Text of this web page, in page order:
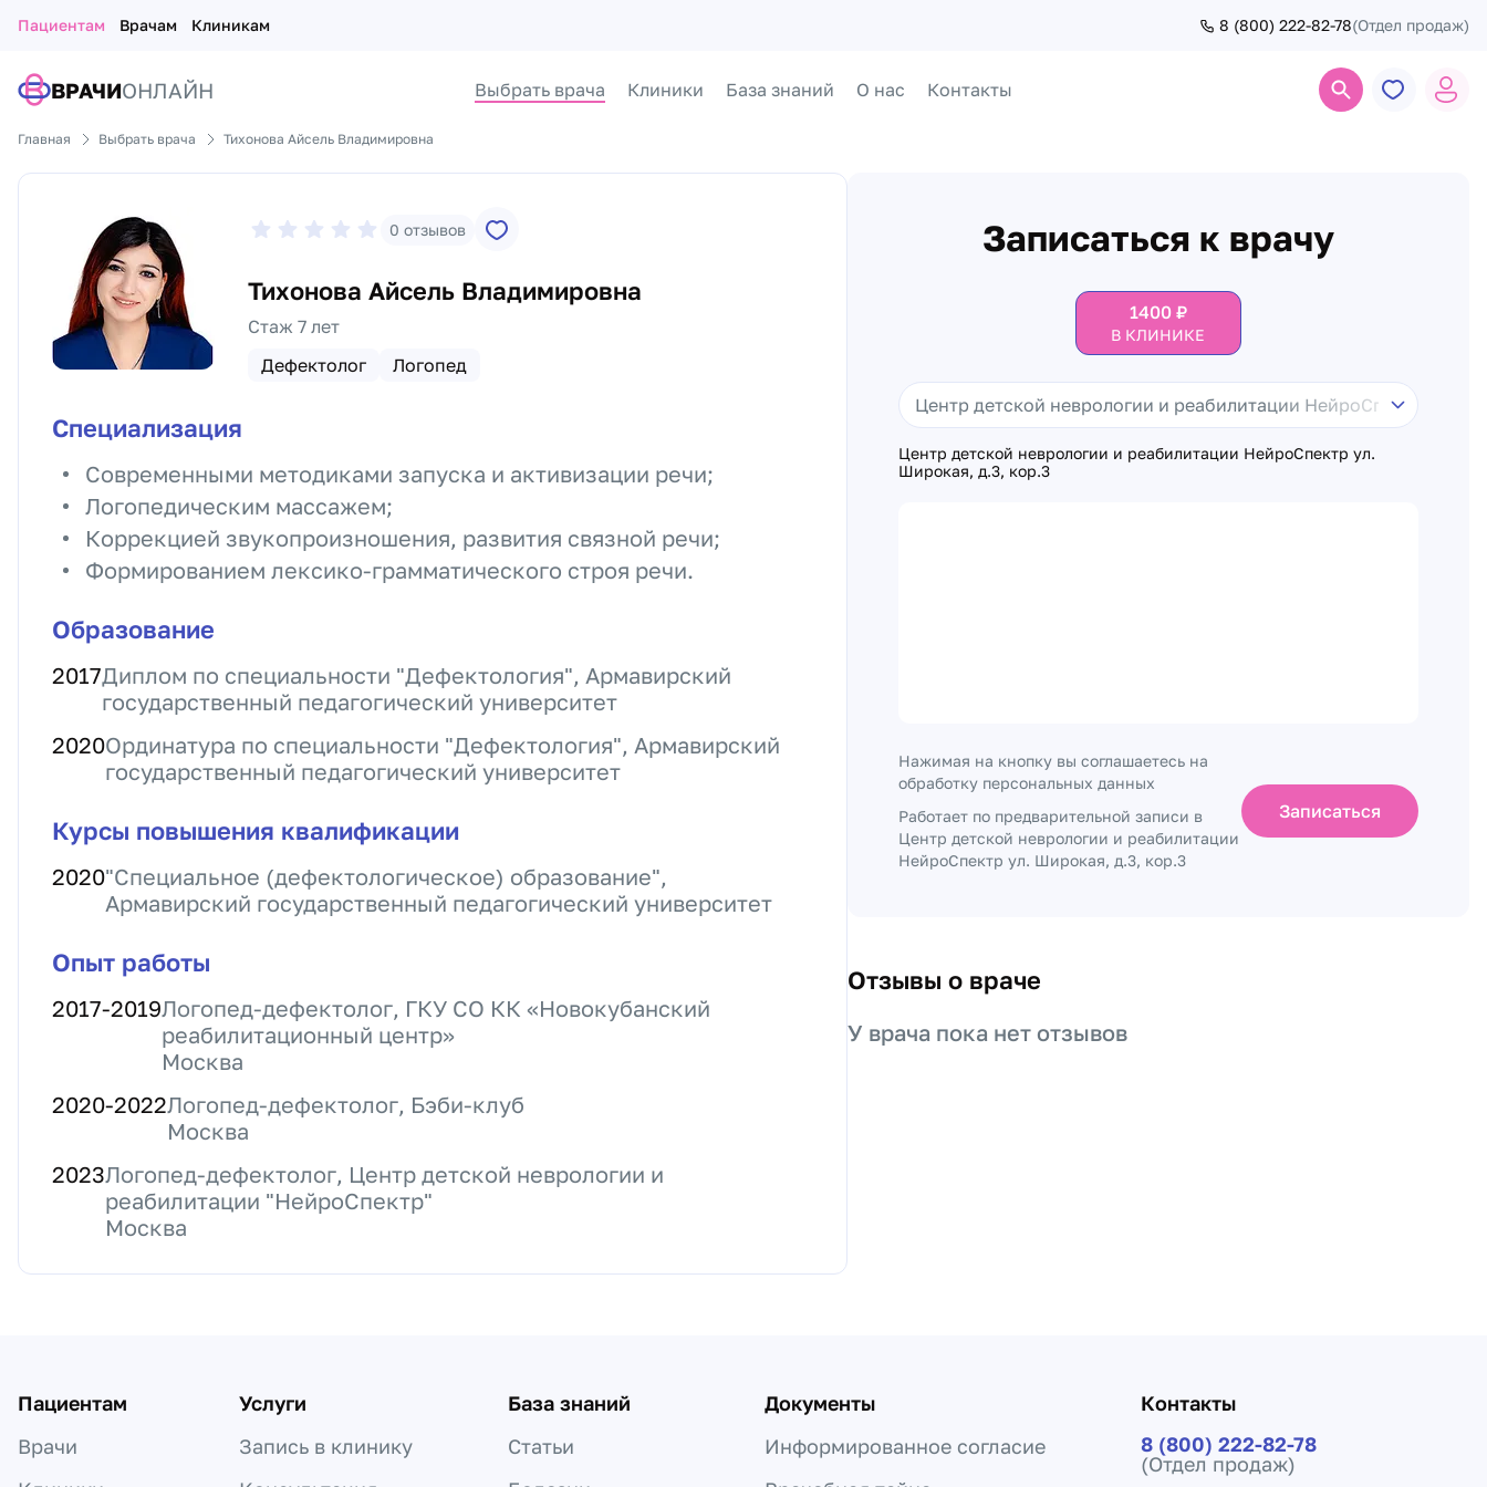
Пациентам Врачам Клиникам 8 (800) 222-82-78(Отдел продаж)
ВРАЧИОНЛАЙН Выбрать врача Клиники База знаний О нас Контакты
Главная Выбрать врача Тихонова Айсель Владимировна
0 отзывов
Тихонова Айсель Владимировна
Стаж 7 лет
Дефектолог
Логопед
Специализация
Современными методиками запуска и активизации речи;
Логопедическим массажем;
Коррекцией звукопроизношения, развития связной речи;
Формированием лексико-грамматического строя речи.
Образование
2017Диплом по специальности "Дефектология", Армавирский
государственный педагогический университет
2020Ординатура по специальности "Дефектология", Армавирский
государственный педагогический университет
Курсы повышения квалификации
2020"Специальное (дефектологическое) образование",
Армавирский государственный педагогический университет
Опыт работы
2017-2019Логопед-дефектолог, ГКУ СО КК «Новокубанский
реабилитационный центр»
Москва
2020-2022Логопед-дефектолог, Бэби-клуб
Москва
2023Логопед-дефектолог, Центр детской неврологии и
реабилитации "НейроСпектр"
Москва
Записаться к врачу
1400₽
В КЛИНИКЕ
Центр детской неврологии и реабилитации НейроСпектр ул.
Широкая, д.3, кор.3
Нажимая на кнопку вы соглашаетесь на
обработку персональных данных
Работает по предварительной записи в
Центр детской неврологии и реабилитации
НейроСпектр ул. Широкая, д.3, кор.3
Записаться
Отзывы о враче
У врача пока нет отзывов
Пациентам
Врачи
Услуги
Запись в клинику
База знаний
Статьи
Документы
Информированное согласие
Контакты
8 (800) 222-82-78
(Отдел продаж)